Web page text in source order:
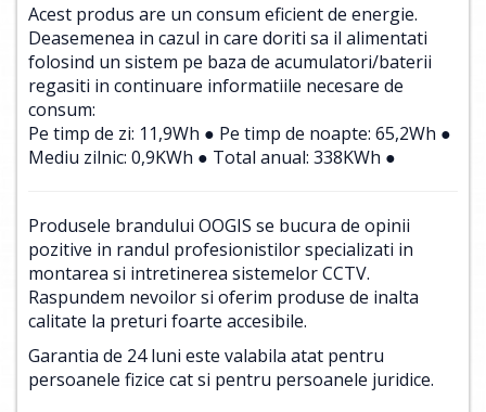
Acest produs are un consum eficient de energie.
Deasemenea in cazul in care doriti sa il alimentati
folosind un sistem pe baza de acumulatori/baterii
regasiti in continuare informatiile necesare de
consum:
Pe timp de zi: 11,9Wh ● Pe timp de noapte: 65,2Wh ●
Mediu zilnic: 0,9KWh ● Total anual: 338KWh ●
Produsele brandului OOGIS se bucura de opinii
pozitive in randul profesionistilor specializati in
montarea si intretinerea sistemelor CCTV.
Raspundem nevoilor si oferim produse de inalta
calitate la preturi foarte accesibile.
Garantia de 24 luni este valabila atat pentru
persoanele fizice cat si pentru persoanele juridice.